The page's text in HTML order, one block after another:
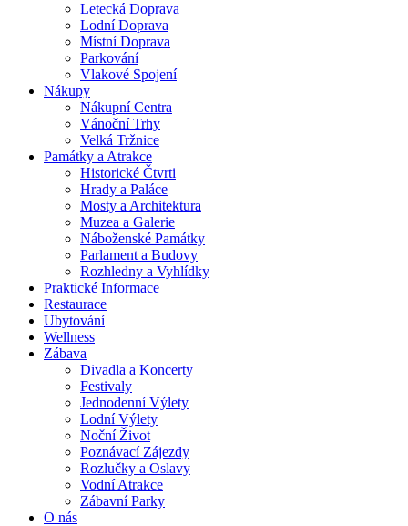
Letecká Doprava
Lodní Doprava
Místní Doprava
Parkování
Vlakové Spojení
Nákupy
Nákupní Centra
Vánoční Trhy
Velká Tržnice
Památky a Atrakce
Historické Čtvrti
Hrady a Paláce
Mosty a Architektura
Muzea a Galerie
Náboženské Památky
Parlament a Budovy
Rozhledny a Vyhlídky
Praktické Informace
Restaurace
Ubytování
Wellness
Zábava
Divadla a Koncerty
Festivaly
Jednodenní Výlety
Lodní Výlety
Noční Život
Poznávací Zájezdy
Rozlučky a Oslavy
Vodní Atrakce
Zábavní Parky
O nás